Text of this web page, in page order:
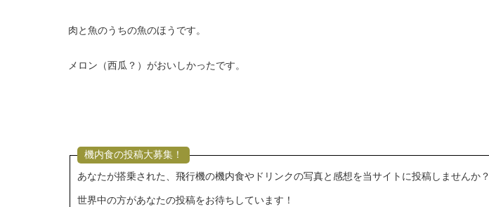
肉と魚のうちの魚のほうです。
メロン（西瓜？）がおいしかったです。
機内食の投稿大募集！
あなたが搭乗された、飛行機の機内食やドリンクの写真と感想を当サイトに投稿しませんか？
世界中の方があなたの投稿をお待ちしています！